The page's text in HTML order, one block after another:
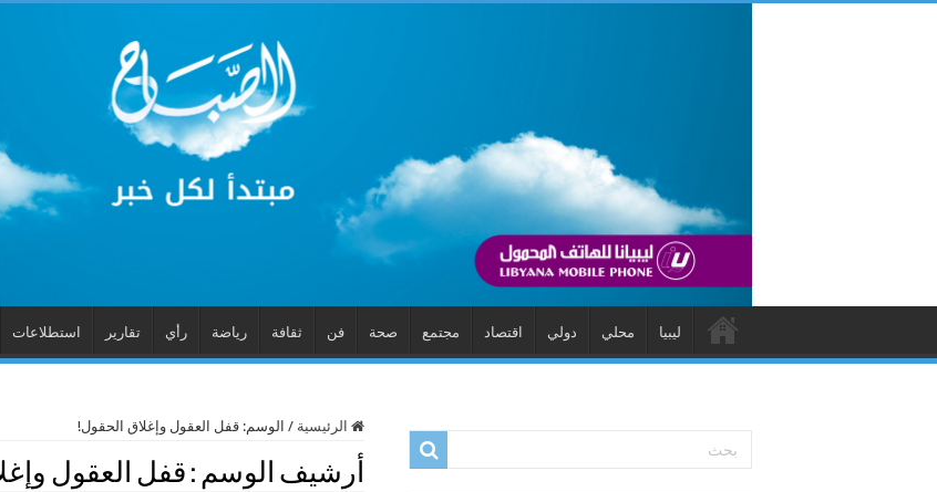
ليبيا محلي دولي اقتصاد مجتمع صحة فن ثقافة رياضة رأي تقارير استطلاعات
الرئيسية / الوسم: قفل العقول وإغلاق الحقول!
أرشيف الوسم : قفل العقول